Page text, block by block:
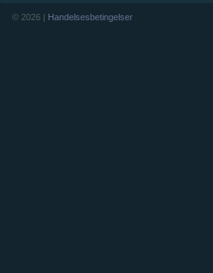
© 2026 | Handelsesbetingelser